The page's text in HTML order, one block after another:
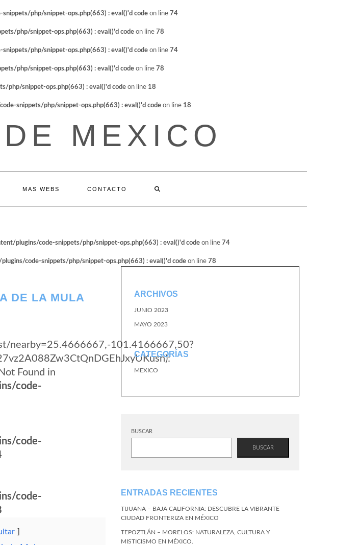
php/snippet-ops.php(663) : eval()'d code on line 74
php/snippet-ops.php(663) : eval()'d code on line 78
php/snippet-ops.php(663) : eval()'d code on line 74
php/snippet-ops.php(663) : eval()'d code on line 78
php/snippet-ops.php(663) : eval()'d code on line 18
snippets/php/snippet-ops.php(663) : eval()'d code on line 18
MEXICO
MAS WEBS CONTACTO
plugins/code-snippets/php/snippet-ops.php(663) : eval()'d code on line 74
code-snippets/php/snippet-ops.php(663) : eval()'d code on line 78
DE LA MULA
nearby=25.4666667,-101.4166667,50?
Found in
code-
code-
code-
ARCHIVOS
JUNIO 2023
MAYO 2023
CATEGORÍAS
MEXICO
BUSCAR
BUSCAR
ENTRADAS RECIENTES
TIJUANA – BAJA CALIFORNIA: DESCUBRE LA VIBRANTE
CIUDAD FRONTERIZA EN MÉXICO
TEPOZTLÁN – MORELOS: NATURALEZA, CULTURA Y
MISTICISMO EN MÉXICO.